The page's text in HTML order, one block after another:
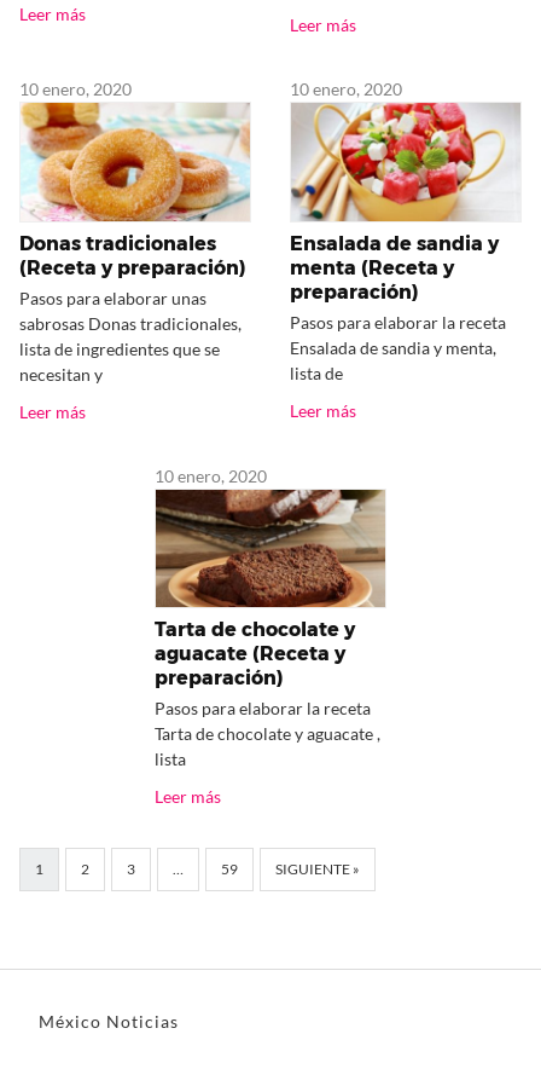
Leer más
Leer más
10 enero, 2020
Donas tradicionales
(Receta y preparación)
Pasos para elaborar unas
sabrosas Donas tradicionales,
lista de ingredientes que se
necesitan y
Leer más
10 enero, 2020
Ensalada de sandia y
menta (Receta y
preparación)
Pasos para elaborar la receta
Ensalada de sandia y menta,
lista de
Leer más
10 enero, 2020
Tarta de chocolate y
aguacate (Receta y
preparación)
Pasos para elaborar la receta
Tarta de chocolate y aguacate ,
lista
Leer más
1 2 3 … 59 SIGUIENTE »
México Noticias